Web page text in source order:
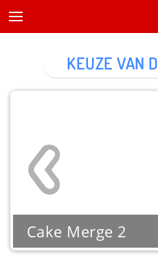
KEUZE VAN
Cake Merge 2